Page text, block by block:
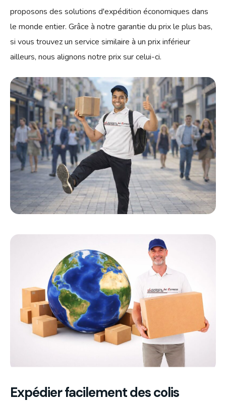
proposons des solutions d'expédition économiques dans
le monde entier. Grâce à notre garantie du prix le plus bas,
si vous trouvez un service similaire à un prix inférieur
ailleurs, nous alignons notre prix sur celui-ci.
Expédier facilement des colis